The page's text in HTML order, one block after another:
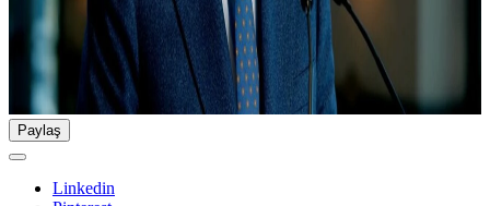
Paylaş
Linkedin